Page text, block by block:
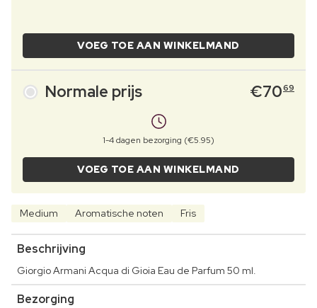
VOEG TOE AAN WINKELMAND
Normale prijs €7069
1-4 dagen bezorging (€5.95)
VOEG TOE AAN WINKELMAND
Medium Aromatische noten Fris
Beschrijving
Giorgio Armani Acqua di Gioia Eau de Parfum 50 ml.
Bezorging